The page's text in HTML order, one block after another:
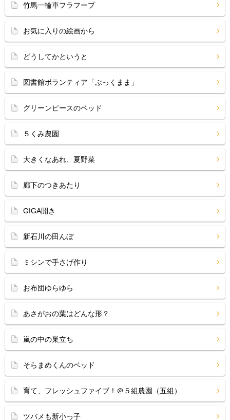
竹馬一輪車フラフープ
お気に入りの絵画から
どうしてかというと
図書館ボランティア「ぶっくまま」
グリーンピースのベッド
５くみ農園
大きくなあれ、夏野菜
廊下のつきあたり
GIGA開き
新石川の田んぼ
ミシンで手さげ作り
お布団ゆらゆら
あさがおの葉はどんな形？
嵐の中の巣立ち
そらまめくんのベッド
育て、フレッシュファイブ！＠５組農園（五組）
ツバメも新小っ子